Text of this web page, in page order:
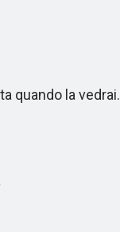
quando la vedrai.